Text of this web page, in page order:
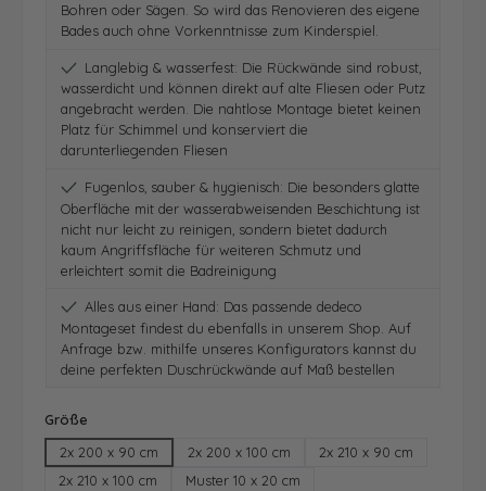
Bohren oder Sägen. So wird das Renovieren des eigene
Bades auch ohne Vorkenntnisse zum Kinderspiel.
Langlebig & wasserfest: Die Rückwände sind robust,
wasserdicht und können direkt auf alte Fliesen oder Putz
angebracht werden. Die nahtlose Montage bietet keinen
Platz für Schimmel und konserviert die
darunterliegenden Fliesen
Fugenlos, sauber & hygienisch: Die besonders glatte
Oberfläche mit der wasserabweisenden Beschichtung ist
nicht nur leicht zu reinigen, sondern bietet dadurch
kaum Angriffsfläche für weiteren Schmutz und
erleichtert somit die Badreinigung
Alles aus einer Hand: Das passende dedeco
Montageset findest du ebenfalls in unserem Shop. Auf
Anfrage bzw. mithilfe unseres Konfigurators kannst du
deine perfekten Duschrückwände auf Maß bestellen
Größe
2x 200 x 90 cm
2x 200 x 100 cm
2x 210 x 90 cm
2x 210 x 100 cm
Muster 10 x 20 cm